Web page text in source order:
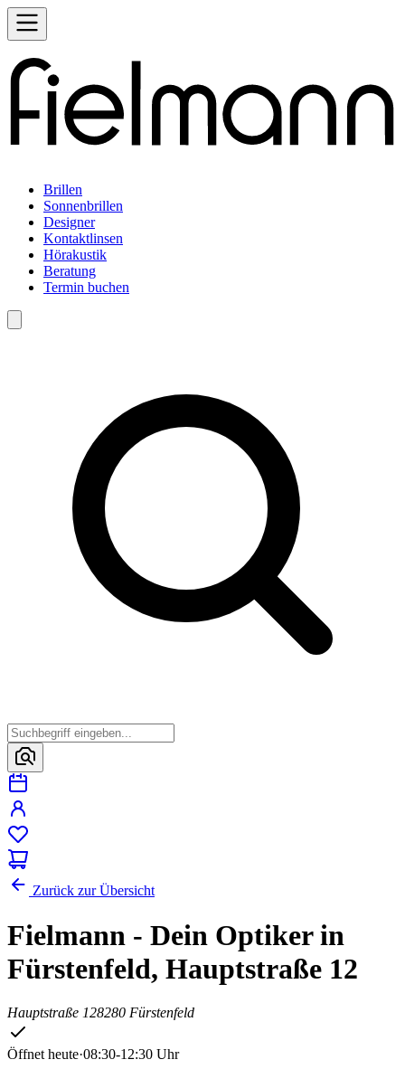
Brillen
Sonnenbrillen
Designer
Kontaktlinsen
Hörakustik
Beratung
Termin buchen
Zurück zur Übersicht
Fielmann - Dein Optiker in
Fürstenfeld, Hauptstraße 12
Hauptstraße 128280 Fürstenfeld
Öffnet heute·08:30-12:30 Uhr